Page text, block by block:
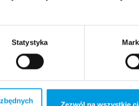
Statystyka